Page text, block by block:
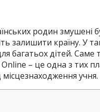
родин змушені
залишити країну. У
багатьох дітей. Саме
Online – це одна з тих
місцезнаходження учня.